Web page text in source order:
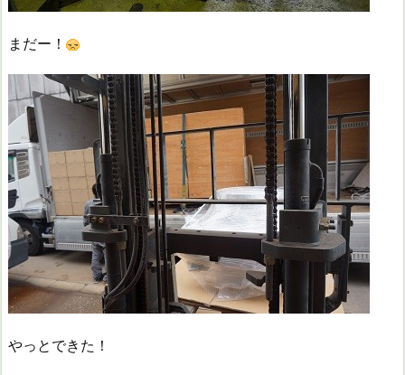
まだー！
やっとできた！